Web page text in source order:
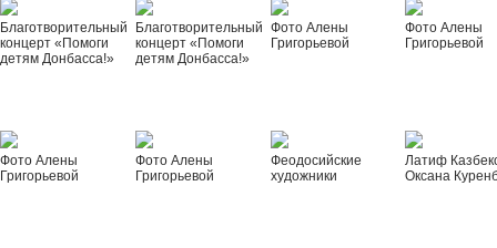
Благотворительный
концерт «Помоги
детям Донбасса!»
Благотворительный
концерт «Помоги
детям Донбасса!»
Фото Алены
Григорьевой
Фото Алены
Григорьевой
Фото Алены
Григорьевой
Фото Алены
Григорьевой
Феодосийские
художники
Латиф
Оксана